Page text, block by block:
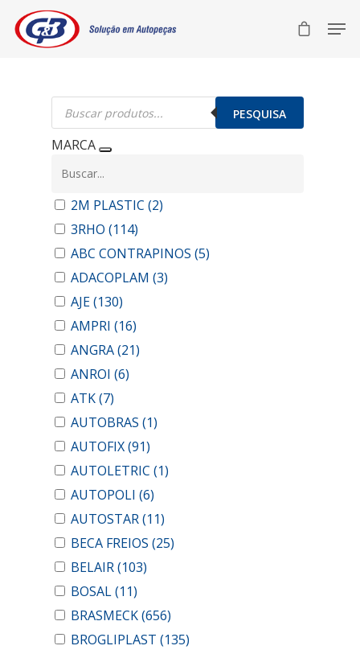
Pesquisar
produtos PESQUISA
MARCA
2M PLASTIC (2)
3RHO (114)
ABC CONTRAPINOS (5)
ADACOPLAM (3)
AJE(130)
AMPRI (16)
ANGRA(21)
ANROI (6)
ATK(7)
AUTOBRAS (1)
AUTOFIX(91)
AUTOLETRIC (1)
AUTOPOLI (6)
AUTOSTAR(11)
BECA FREIOS (25)
BELAIR(103)
BOSAL(11)
BRASMECK(656)
BROGLIPLAST (135)